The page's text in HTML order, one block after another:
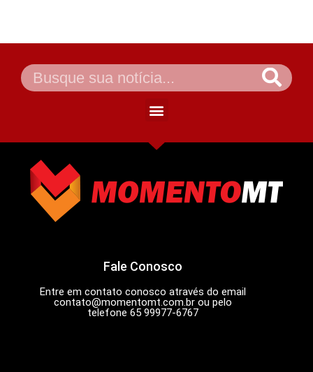
Fale Conosco
Entre em contato conosco através do email
contato@momentomt.com.brou pelo
telefone 65 99977-6767